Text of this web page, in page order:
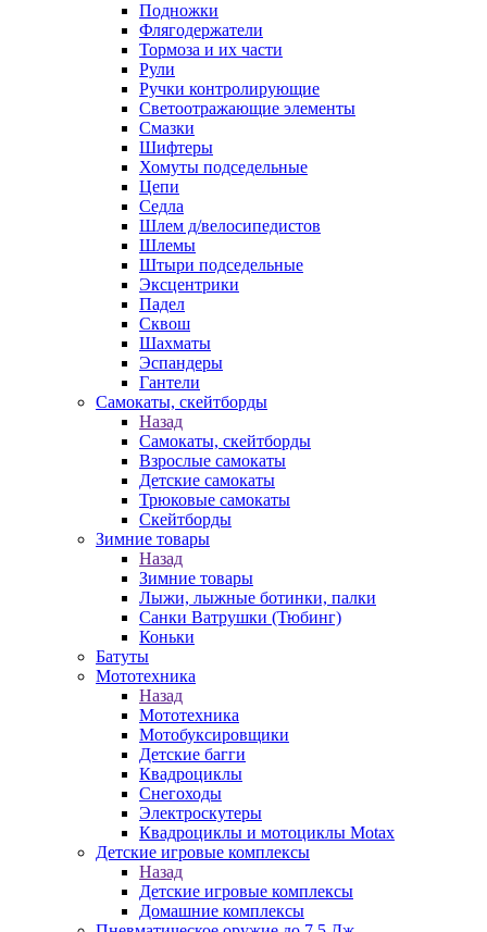
Подножки
Флягодержатели
Тормоза и их части
Рули
Ручки контролирующие
Светоотражающие элементы
Смазки
Шифтеры
Хомуты подседельные
Цепи
Седла
Шлем д/велосипедистов
Шлемы
Штыри подседельные
Эксцентрики
Падел
Сквош
Шахматы
Эспандеры
Гантели
Самокаты, скейтборды
Назад
Самокаты, скейтборды
Взрослые самокаты
Детские самокаты
Трюковые самокаты
Скейтборды
Зимние товары
Назад
Зимние товары
Лыжи, лыжные ботинки, палки
Санки Ватрушки (Тюбинг)
Коньки
Батуты
Мототехника
Назад
Мототехника
Мотобуксировщики
Детские багги
Квадроциклы
Снегоходы
Электроскутеры
Квадроциклы и мотоциклы Motax
Детские игровые комплексы
Назад
Детские игровые комплексы
Домашние комплексы